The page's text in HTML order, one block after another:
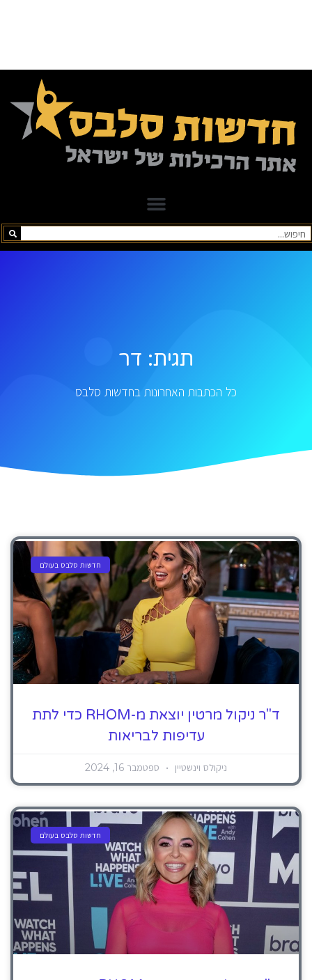
תגית: דר
כל הכתבות האחרונות בחדשות סלבס
חדשות סלבס בעולם
ד"ר ניקול מרטין יוצאת מ-RHOM כדי לתת
עדיפות לבריאות
ניקולס וינשטיין ספטמבר 16, 2024
חדשות סלבס בעולם